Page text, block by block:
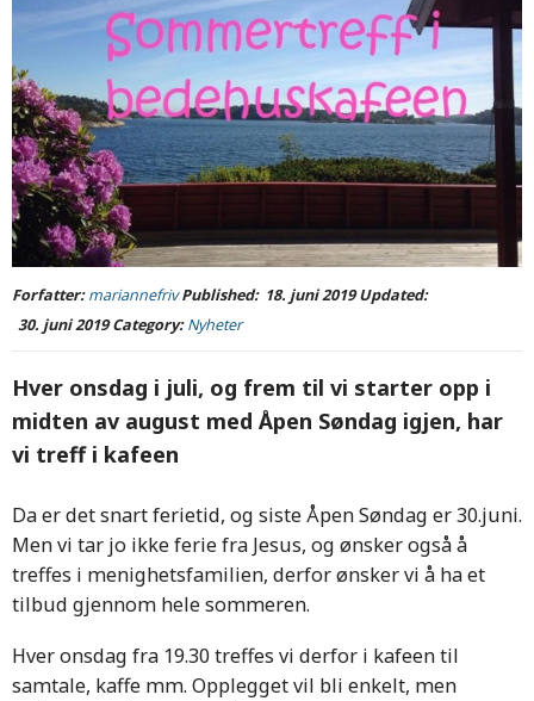
Forfatter:mariannefrivPublished: 18. juni 2019Updated:
30. juni 2019 Category:Nyheter
Hver onsdag i juli, og frem til vi starter opp i
midten av august med Åpen Søndag igjen, har
vi treff i kafeen
Da er det snart ferietid, og siste Åpen Søndag er 30.juni.
Men vi tar jo ikke ferie fra Jesus, og ønsker også å
treffes i menighetsfamilien, derfor ønsker vi å ha et
tilbud gjennom hele sommeren.
Hver onsdag fra 19.30 treffes vi derfor i kafeen til
samtale, kaffe mm. Opplegget vil bli enkelt, men